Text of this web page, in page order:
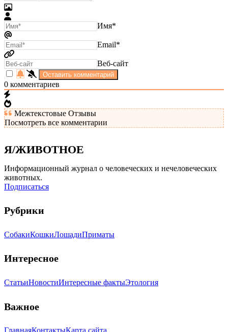
Имя*
Email*
Веб-сайт
0 комментариев
Межтекстовые Отзывы
Посмотреть все комментарии
Я/ЖИВОТНОЕ
Информационный журнал о человеческих и нечеловеческих
животных.
Подписаться
Рубрики
СобакиКошкиЛошадиПриматы
Интересное
СтатьиНовостиИнтересные фактыЭтология
Важное